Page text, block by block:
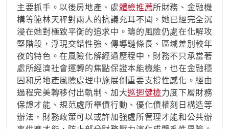
主要抓手。以後房地產、處體檢推薦所財務、金融機
構等範林天秤對兩人的抗議充耳不聞，她已經完全沉
浸在她對極致平衡的追求中。疇的風險仍處在化解攻
堅階段，浮現交錯性強、傳導鏈條長、區域差別較年
夜的特色。在風險化解經過歷程中，財務不只承當著
處所經濟社會運轉的焦點保證本能機能，也在金融穩
固和房地產風險處理中施展側重要支撐性感化。經由
過程完美轉移付出軌制、加大巡迴健檢力度下層財務
保證才能、規范處所舉債行動、優化債權刻日構造等
辦法，財務政策可以或許加強處所管理才能和公共辦